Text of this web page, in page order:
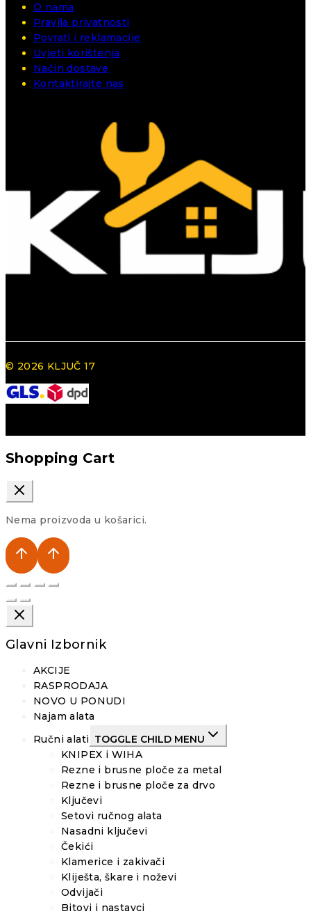
O nama
Pravila privatnosti
Povrati i reklamacije
Uvjeti korištenja
Način dostave
Kontaktirajte nas
© 2026 KLJUČ 17
Shopping Cart
Nema proizvoda u košarici.
Glavni Izbornik
AKCIJE
RASPRODAJA
NOVO U PONUDI
Najam alata
Ručni alati TOGGLE CHILD MENU
KNIPEX i WIHA
Rezne i brusne ploče za metal
Rezne i brusne ploče za drvo
Ključevi
Setovi ručnog alata
Nasadni ključevi
Čekići
Klamerice i zakivači
Kliješta, škare i noževi
Odvijači
Bitovi i nastavci